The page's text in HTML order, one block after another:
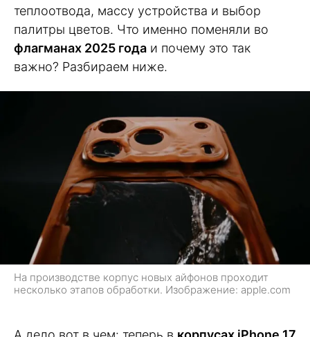
теплоотвода, массу устройства и выбор
палитры цветов. Что именно поменяли во
флагманах 2025 года и почему это так
важно? Разбираем ниже.
На производстве корпус новых айфонов проходит
несколько этапов обработки. Изображение: apple.com